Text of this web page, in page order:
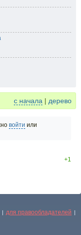
с начала | дерево
войти или
+1
| для правообладателей |